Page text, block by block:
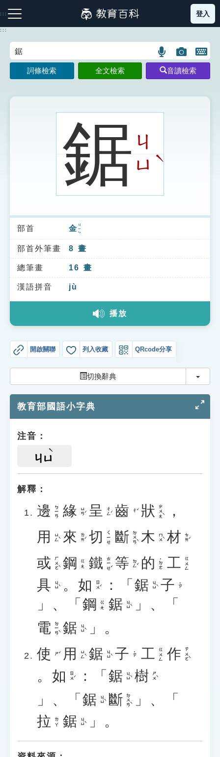
到
主
:::
注音索引圖示 筆畫索引圖示 部首索引表圖示
索引選單
知識索引
單字索引
生命大百科索引
教學應用
登入
:::
語
言
搜
示
圖
片
搜
開
鍵
圖
詞條檢索 全文檢索 音讀檢索
鋸 ㄐ
ㄩˋ
部首 金 ㄐㄧㄣ
部首外筆畫 8 畫
總筆畫 16 畫
漢語拼音 jù
播放
開啟關聯 列入收藏 QRcode分享
切換辭典 切換
教育部國語小字典
注音：
ㄐㄩ
解釋：
邊 ㄅㄧㄢ 緣 ㄩㄢˊ 呈 ㄔㄥˊ 齒 ㄔˇ 狀 ㄓㄨㄤˋ
，
用
ㄩㄥˋ 來 ㄌㄞˊ 切 ㄑㄧㄝ 斷 ㄉㄨㄢˋ 木 ㄇㄨˋ 材 ㄘㄞˊ
或 ㄏㄨㄛˋ 鋼 ㄍㄤ 鐵 ㄊㄧㄝˇ 等 ㄉㄥˇ 的 ˙ㄉㄜ 工 ㄍㄨㄥ
具 ㄐㄩˋ 。 如 ㄖㄨˊ ：「 鋸 ㄐㄩˋ 子 ˙ㄗ
」、「 鋼 ㄍㄤ 鋸 ㄐㄩˋ
」、「
電 ㄉㄧㄢˋ 鋸 ㄐㄩˋ
」。
使
ㄕˇ 用 ㄩㄥˋ 鋸 ㄐㄩˋ 子 ˙ㄗ 工 ㄍㄨㄥ 作 ㄗㄨㄛˋ
。 如 ㄖㄨˊ ：「 鋸 ㄐㄩˋ 樹 ㄕㄨˋ
」、「 鋸 ㄐㄩˋ 斷 ㄉㄨㄢˋ
」、「
拉 ㄌㄚ 鋸 ㄐㄩˋ 」。